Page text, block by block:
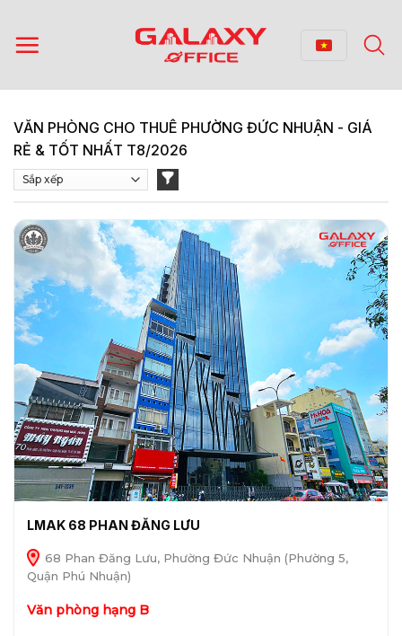
qua
nội
VĂN PHÒNG CHO THUÊ PHƯỜNG ĐỨC NHUẬN - GIÁ
RẺ & TỐT NHẤT T8/2026
LMAK 68 PHAN ĐĂNG LƯU
68 Phan Đăng Lưu, Phường Đức Nhuận (Phường 5,
Quận Phú Nhuận)
Văn phòng hạng B